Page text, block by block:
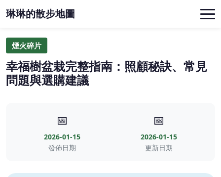
琳琳的散步地圖
煙火碎片
幸福樹盆栽完整指南：照顧秘訣、常見
問題與選購建議
📅
2026-01-15
發佈日期
📅
2026-01-15
更新日期